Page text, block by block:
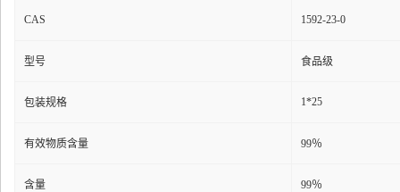
CAS 1592-23-0
型号 食品级
包装规格 1*25
有效物质含量 99％
含量 99％